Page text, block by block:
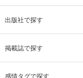
出版社で探す
掲載誌で探す
感情タグで探す